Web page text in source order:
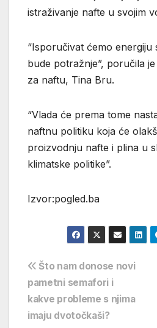
istraživanje nafte u svojim
“Isporučivat ćemo energiju
bude potražnje”, poručila
za naftu, Tina Bru.
“Vlada će prema tome
naftnu politiku koja će
proizvodnju nafte i plina u
klimatske politike”.
Izvor:pogled.ba
Navigacija
objava
Što nam donose novi
pametni semafori i
kakve probleme s njima
imaju dvotočkaši?